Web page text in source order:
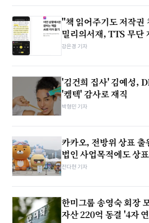
"책 읽어주기도 저작
밀리의서재, TTS 무단
강은경 기자
'김건희 집사' 김예성,
'켐텍' 감사로 재직
박형민 기자
카카오, 전방위 상표
법인 사업목적에도 상
전다현 기자
한미그룹 송영숙 회장
자산 220억 동결 '4자